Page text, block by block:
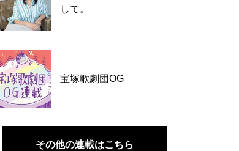
して。
宝塚歌劇団OG
その他の連載はこちら